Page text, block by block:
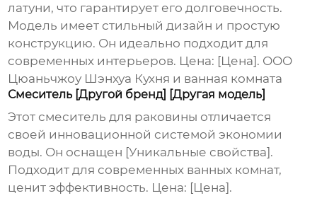
латуни, что гарантирует его долговечность.
Модель имеет стильный дизайн и простую
конструкцию. Он идеально подходит для
современных интерьеров. Цена: [Цена]. ООО
Цюаньчжоу Шэнхуа Кухня и ванная комната
Смеситель [Другой бренд] [Другая модель]
Этот смеситель для раковины отличается
своей инновационной системой экономии
воды. Он оснащен [Уникальные свойства].
Подходит для современных ванных комнат,
ценит эффективность. Цена: [Цена].